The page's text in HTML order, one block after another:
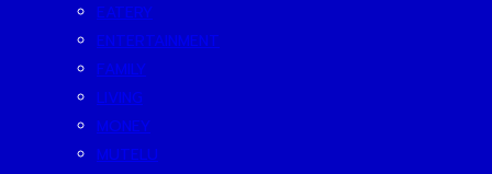
EATERY
ENTERTAINMENT
FAMILY
LIVING
MONEY
MUTELU